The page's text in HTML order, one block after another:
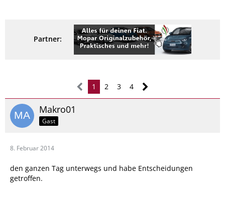
Partner:
1 2 3 4
Makro01
Gast
8. Februar 2014
den ganzen Tag unterwegs und habe Entscheidungen
getroffen.